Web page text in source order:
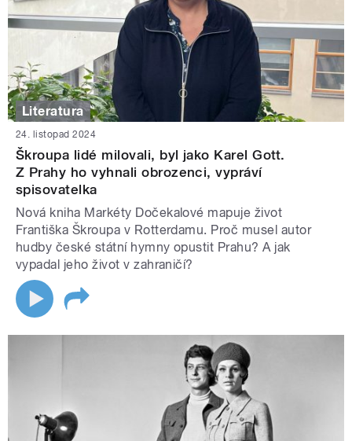
Literatura
24. listopad 2024
Škroupa lidé milovali, byl jako Karel Gott.
Z Prahy ho vyhnali obrozenci, vypráví
spisovatelka
Nová kniha Markéty Dočekalové mapuje život
Františka Škroupa v Rotterdamu. Proč musel autor
hudby české státní hymny opustit Prahu? A jak
vypadal jeho život v zahraničí?